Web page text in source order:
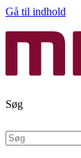
Gå til indhold
Søg